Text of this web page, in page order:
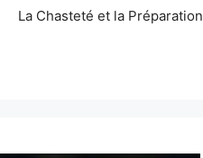
La Chasteté et la